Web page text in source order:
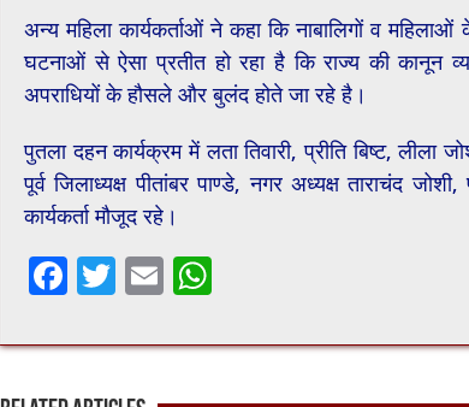
अन्य महिला कार्यकर्ताओं ने कहा कि नाबालिगों व
घटनाओं से ऐसा प्रतीत हो रहा है कि राज्य की कानून
अपराधियों के हौसले और बुलंद होते जा रहे है।
पुतला दहन कार्यक्रम में लता तिवारी, प्रीति बिष्ट, लीला
पूर्व जिलाध्यक्ष पीतांबर पाण्डे, नगर अध्यक्ष ताराचंद
कार्यकर्ता मौजूद रहे।
F
e
b
T
tt
er
E
ai
l
at
sA